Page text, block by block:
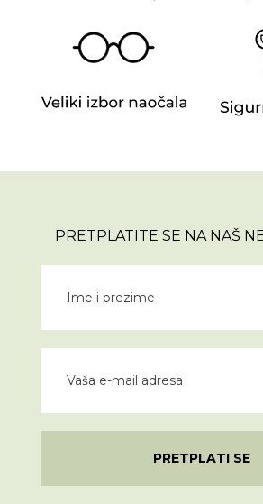
PRETPLATITE SE NA NAŠ
PRETPLATI SE